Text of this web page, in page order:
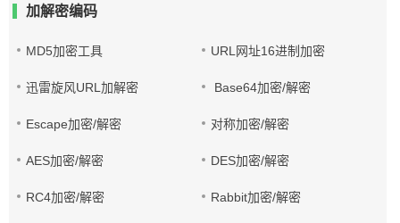
加解密编码
MD5加密工具 URL网址16进制加密
迅雷旋风URL加解密 Base64加密/解密
Escape加密/解密 对称加密/解密
AES加密/解密 DES加密/解密
RC4加密/解密 Rabbit加密/解密